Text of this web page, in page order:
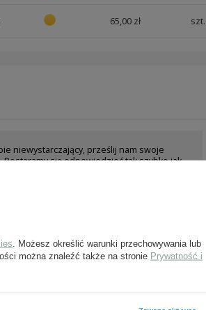
65,00 zł szt.
niewystarczający, prześlij nam swoje
się odpowiedzieć tak szybko jak
. Możesz określić warunki przechowywania lub
można znaleźć także na stronie Prywatność i